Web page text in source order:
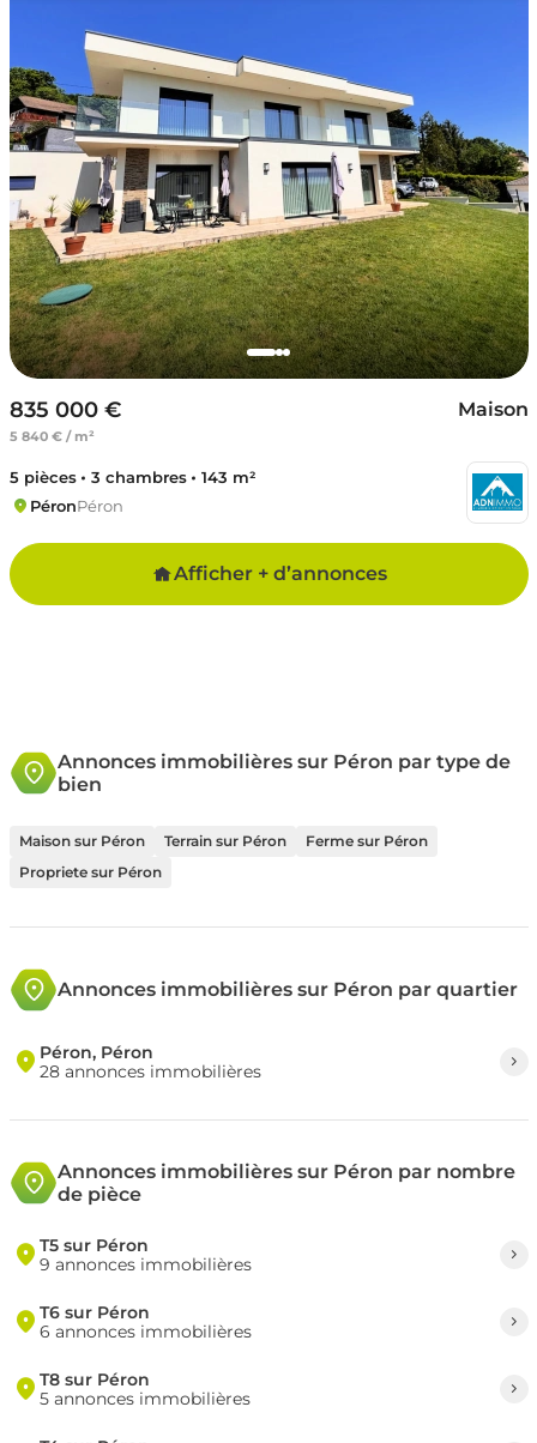
835 000 €
5 840 € / m²
Maison
5 pièces 3 chambres
143 m²
PéronPéron
Afficher + d’annonces
Annonces immobilières sur Péron par type de
bien
Maison sur Péron Terrain sur Péron
Ferme sur Péron
Propriete sur Péron
Annonces immobilières sur Péron par quartier
Péron, Péron
28 annonces immobilières
Annonces immobilières sur Péron par nombre
de pièce
T5 sur Péron
9 annonces immobilières
T6 sur Péron
6 annonces immobilières
T8 sur Péron
5 annonces immobilières